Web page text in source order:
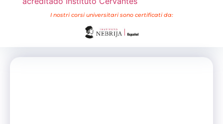
I nostri corsi universitari sono certificati da: